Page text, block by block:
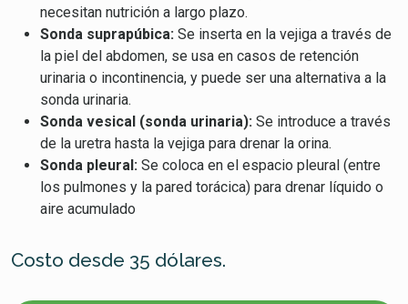
necesitan nutrición a largo plazo.
Sonda suprapúbica: Se inserta en la vejiga a través de
la piel del abdomen, se usa en casos de retención
urinaria o incontinencia, y puede ser una alternativa a la
sonda urinaria.
Sonda vesical (sonda urinaria): Se introduce a través
de la uretra hasta la vejiga para drenar la orina.
Sonda pleural: Se coloca en el espacio pleural (entre
los pulmones y la pared torácica) para drenar líquido o
aire acumulado
Costo desde 35 dólares.